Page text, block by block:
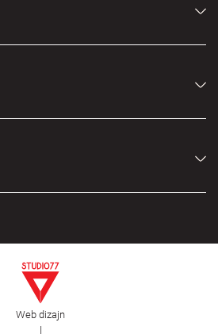
Web dizajn
|